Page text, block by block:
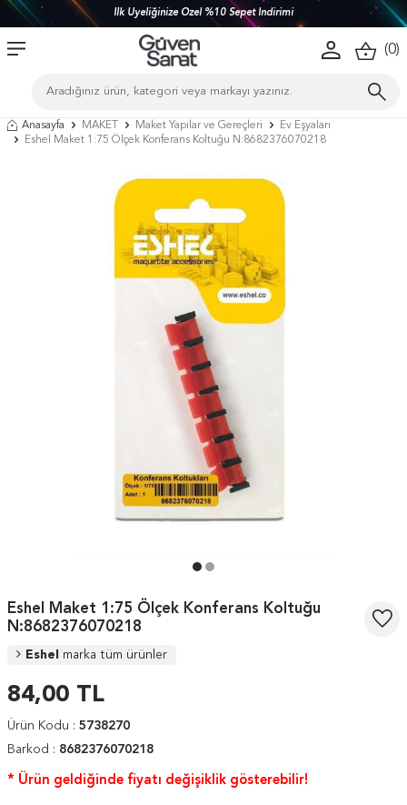
İlk Üyeliğinize Özel %10 Sepet İndirimi
(0)
Anasayfa MAKET Maket Yapılar ve Gereçleri
Ev Eşyaları
Eshel Maket 1:75 Ölçek Konferans Koltuğu N:8682376070218
Eshel Maket 1:75 Ölçek Konferans Koltuğu
N:8682376070218
Eshel marka tüm ürünler
84,00 TL
Ürün Kodu : 5738270
Barkod : 8682376070218
* Ürün geldiğinde fiyatı değişiklik gösterebilir!